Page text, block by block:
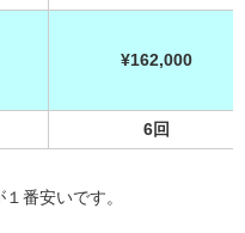
¥162,000
6回
番安いです。